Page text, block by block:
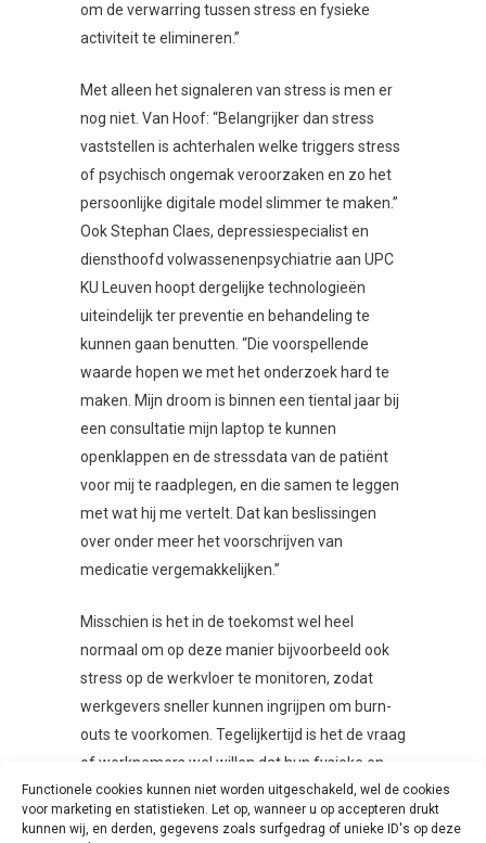
Functionele cookies kunnen niet worden uitgeschakeld, wel de cookies
voor marketing en statistieken. Let op, wanneer u op accepteren drukt
kunnen wij, en derden, gegevens zoals surfgedrag of unieke ID's op deze
om de verwarring tussen stress en fysieke
activiteit te elimineren.”
Met alleen het signaleren van stress is men er
nog niet. Van Hoof: “Belangrijker dan stress
vaststellen is achterhalen welke triggers stress
of psychisch ongemak veroorzaken en zo het
persoonlijke digitale model slimmer te maken.”
Ook Stephan Claes, depressiespecialist en
diensthoofd volwassenenpsychiatrie aan UPC
KU Leuven hoopt dergelijke technologieën
uiteindelijk ter preventie en behandeling te
kunnen gaan benutten. “Die voorspellende
waarde hopen we met het onderzoek hard te
maken. Mijn droom is binnen een tiental jaar bij
een consultatie mijn laptop te kunnen
openklappen en de stressdata van de patiënt
voor mij te raadplegen, en die samen te leggen
met wat hij me vertelt. Dat kan beslissingen
over onder meer het voorschrijven van
medicatie vergemakkelijken.”
Misschien is het in de toekomst wel heel
normaal om op deze manier bijvoorbeeld ook
stress op de werkvloer te monitoren, zodat
werkgevers sneller kunnen ingrijpen om burn-
outs te voorkomen. Tegelijkertijd is het de vraag
of werknemers wel willen dat hun fysieke en
mentale toestand zo nauwlettend in de gaten
wordt gehouden. Voorlopig zullen de